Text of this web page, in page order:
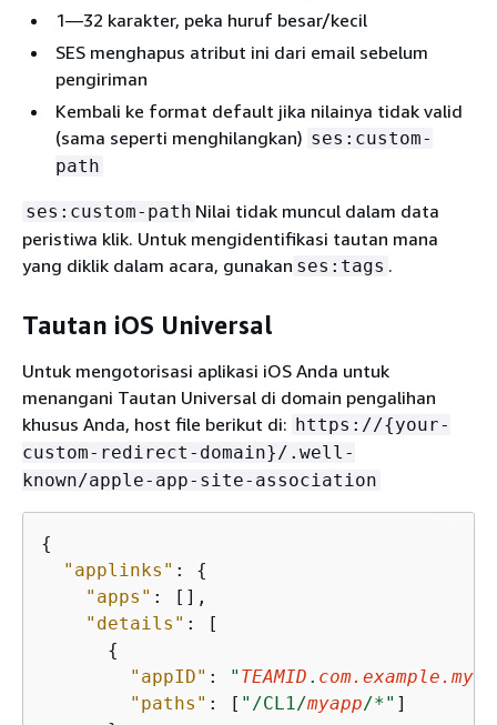
1—32 karakter, peka huruf besar/kecil
SES menghapus atribut ini dari email sebelum
pengiriman
Kembali ke format default jika nilainya tidak valid
(sama seperti menghilangkan) ses:custom-
path
ses:custom-path Nilai tidak muncul dalam data
peristiwa klik. Untuk mengidentifikasi tautan mana
yang diklik dalam acara, gunakan ses:tags .
Tautan iOS Universal
Untuk mengotorisasi aplikasi iOS Anda untuk
menangani Tautan Universal di domain pengalihan
khusus Anda, host file berikut di: https://{your-
custom-redirect-domain}/.well-
known/apple-app-site-association
{
"applinks" : {
"apps" : [],
"details" : [
{
"appID" : " TEAMID .
"paths" : [ "/CL1/myapp/*" ]